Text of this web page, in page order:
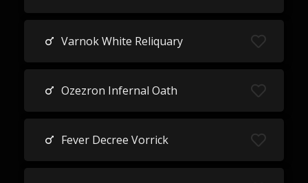
Varnok White Reliquary
Ozezron Infernal Oath
Fever Decree Vorrick